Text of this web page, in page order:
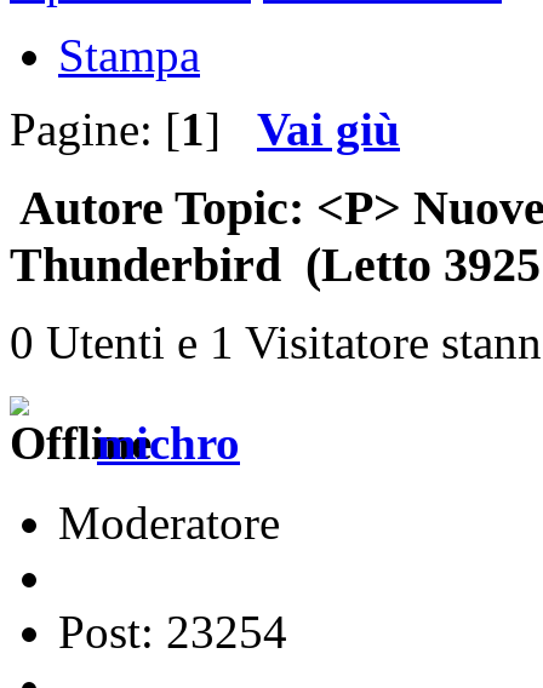
Stampa
Pagine: [1] Vai giù
Autore Topic: <P>
Thunderbird (Letto
0 Utenti e 1 Visitatore
michro
Moderatore
Post: 23254